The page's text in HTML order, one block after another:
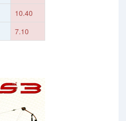
10.40
7.10